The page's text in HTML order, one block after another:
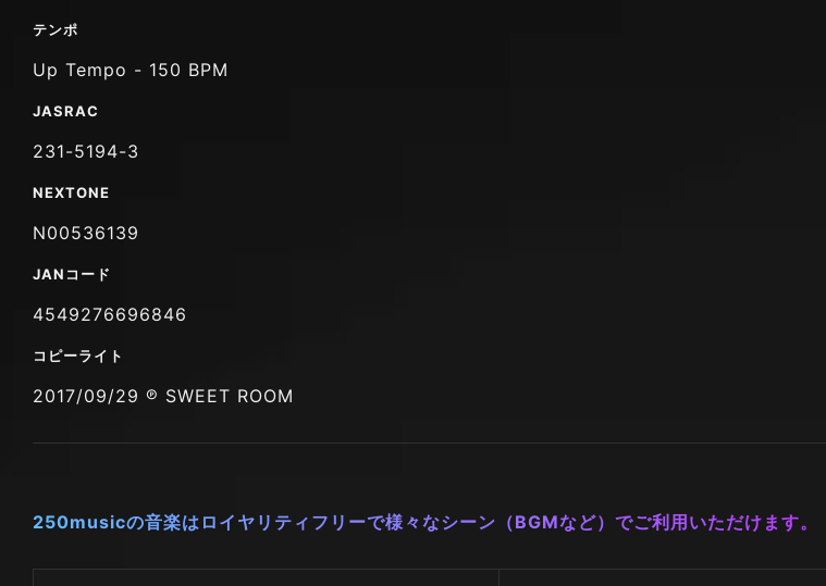
テンポ
Up Tempo - 150 BPM
JASRAC
231-5194-3
NEXTONE
N00536139
JANコード
4549276696846
コピーライト
2017/09/29 ℗ SWEET ROOM
250musicの音楽はロイヤリティフリーで様々なシーン（BGMなど）でご利用いただけます。